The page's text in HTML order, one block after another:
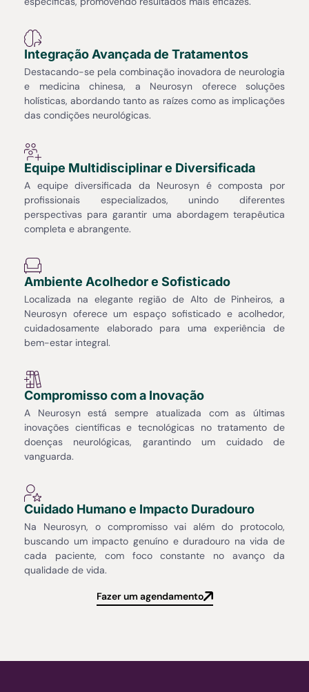
Integração Avançada de Tratamentos
Destacando-se pela combinação inovadora de neurologia
e medicina chinesa, a Neurosyn oferece soluções
holísticas, abordando tanto as raízes como as implicações
das condições neurológicas.
Equipe Multidisciplinar e Diversificada
A equipe diversificada da Neurosyn é composta por
profissionais especializados, unindo diferentes
perspectivas para garantir uma abordagem terapêutica
completa e abrangente.
Ambiente Acolhedor e Sofisticado
Localizada na elegante região de Alto de Pinheiros, a
Neurosyn oferece um espaço sofisticado e acolhedor,
cuidadosamente elaborado para uma experiência de
bem-estar integral.
Compromisso com a Inovação
A Neurosyn está sempre atualizada com as últimas
inovações científicas e tecnológicas no tratamento de
doenças neurológicas, garantindo um cuidado de
vanguarda.
Cuidado Humano e Impacto Duradouro
Na Neurosyn, o compromisso vai além do protocolo,
buscando um impacto genuíno e duradouro na vida de
cada paciente, com foco constante no avanço da
qualidade de vida.
Fazer um agendamento